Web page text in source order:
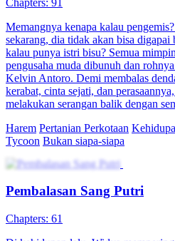
pada Iblis Penyihir dan juga
Weston dalam serangan-serangan
berhadapan dengan Hardi Jonas, si
ternyata menyimpan banyak rahasia.
Harem Panglima Perang Fantasi
Tak terkalahkan Bukan siapa-siapa
Serangan Balik Sang Ayah
Chapters: 61
Ardi koma tiga tahun, bangun sadar
disiksa. Dia selidiki diam-diam,
banyak drama populer.